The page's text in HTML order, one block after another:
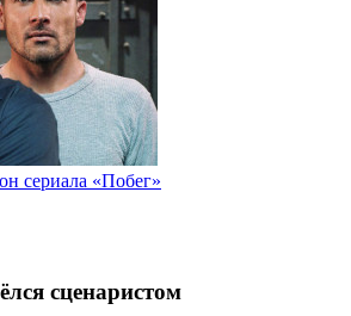
сериала «Побег»
сценаристом